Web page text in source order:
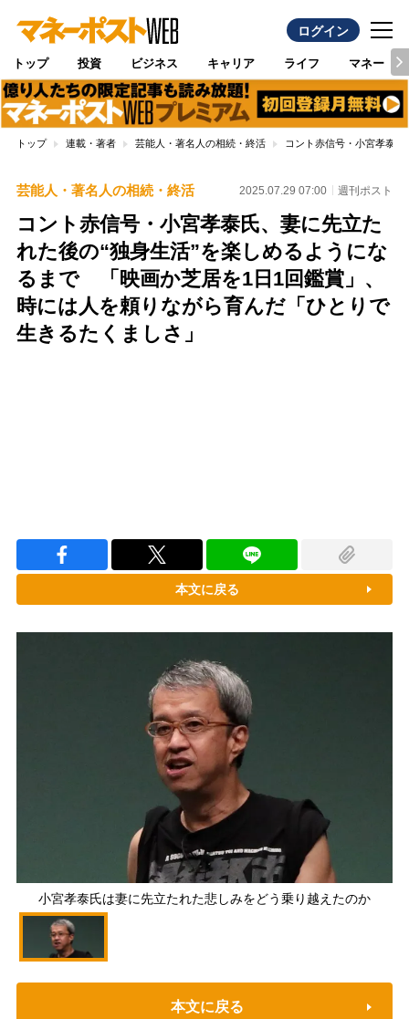
ログイン
トップ 投資 ビジネス キャリア ライフ マネー
トップ 連載・著者 芸能人・著名人の相続・終活 コント赤信号・小宮孝泰
芸能人・著名人の相続・終活 2025.07.29 07:00 週刊ポスト
コント赤信号・小宮孝泰氏、妻に先立た
れた後の“独身生活”を楽しめるようにな
るまで 「映画か芝居を1日1回鑑賞」、
時には人を頼りながら育んだ「ひとりで
生きるたくましさ」
本文に戻る
小宮孝泰氏は妻に先立たれた悲しみをどう乗り越えたのか
本文に戻る